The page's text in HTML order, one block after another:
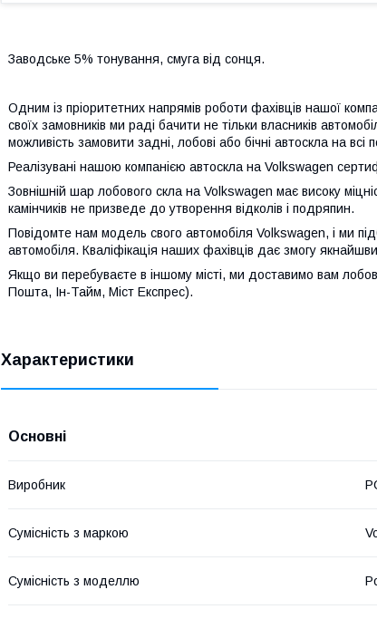
Заводське 5% тонування, смуга від сонця.
Одним із пріоритетних напрямів роботи фахівців нашої
своїх замовників ми раді бачити не тільки власників
можливість замовити задні, лобові або бічні автоскла на
Реалізувані нашою компанією автоскла на Volkswagen
Зовнішній шар лобового скла на Volkswagen має високу
камінчиків не призведе до утворення відколів і подряпин.
Повідомте нам модель свого автомобіля Volkswagen, і ми
автомобіля. Кваліфікація наших фахівців дає змогу
Якщо ви перебуваєте в іншому місті, ми доставимо вам
Пошта, Ін-Тайм, Міст Експрес).
Характеристики
Основні
Виробник
Сумісність з маркою
Сумісність з моделлю